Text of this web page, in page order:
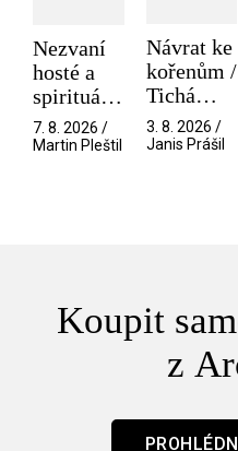
Nezvaní
hosté a
spirituální
narušitelé
z vesmíru
7. 8. 2026 /
Martin Pleštil
Návrat ke
kořenům /
Tichá
přítelkyně
3. 8. 2026 /
Janis Prášil
Koupit
z